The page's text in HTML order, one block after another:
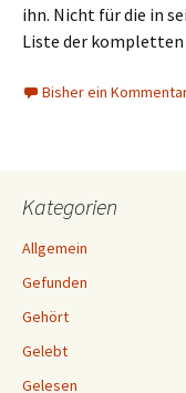
ihn. Nicht für die in
Liste der kompletten
Bisher ein
Kategorien
Allgemein
Gefunden
Gehört
Gelebt
Gelesen